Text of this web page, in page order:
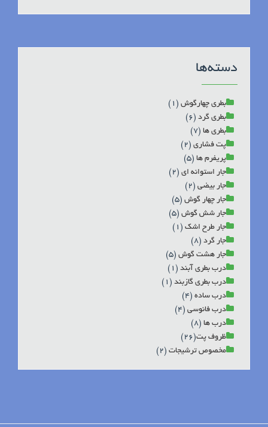
دسته‌ها
بطری چهارگوش (1)
بطری گرد (6)
بطری ها (7)
پت فشاری (2)
پریفرم ها (5)
جار استوانه ای (2)
جار بیضی (2)
جار چهار گوش (5)
جار شش گوش (5)
جار طرح اشک (1)
جار گرد (8)
جار هشت گوش (5)
درب بطری آبند (1)
درب بطری گازبند (1)
درب ساده (4)
درب فانوسی (4)
درب ها (8)
ظروف پت‬‎(26)
مخصوص ترشیجات (2)